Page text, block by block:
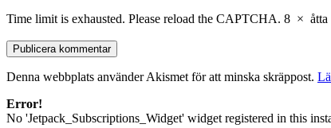
Time limit is exhausted. Please reload the CAPTCHA. 8 × åtta
Denna webbplats använder Akismet för att minska skräppost.
Error!
No 'Jetpack_Subscriptions_Widget' widget registered in this